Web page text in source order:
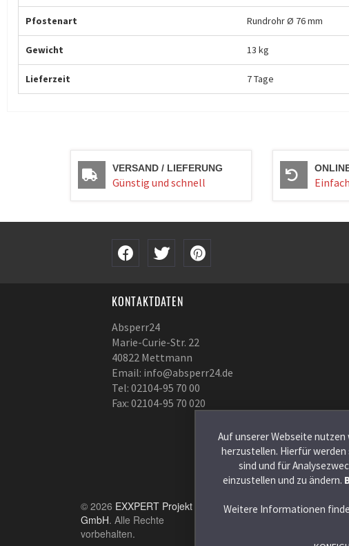
Pfostenart Rundrohr Ø 76 mm
Gewicht 13 kg
Lieferzeit 7 Tage
VERSAND / LIEFERUNG
Günstig und schnell
KONTAKTDATEN
Absperr24
Marie-Curie-Str. 22
40822 Mettmann
Email: info@absperr24.de
Tel: 02104-95 70 00
Fax: 02104-95 70 020
© 2026 EXXPERT Projekt
GmbH. Alle Rechte
vorbehalten.
Auf unserer Webseite
herzustellen. Hierfür
sind und für
einzustellen und zu ändern.
Weitere Informationen